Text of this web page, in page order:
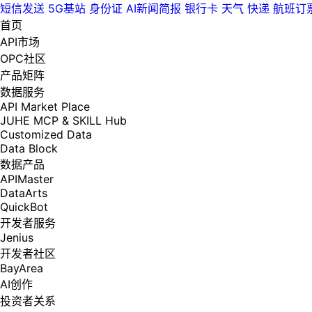
短信发送 5G基站 身份证 AI新闻简报 银行卡 天气 快递 航班订
首页
API市场
OPC社区
产品矩阵
数据服务
API Market Place
JUHE MCP & SKILL Hub
Customized Data
Data Block
数据产品
APIMaster
DataArts
QuickBot
开发者服务
Jenius
开发者社区
BayArea
AI创作
投资者关系